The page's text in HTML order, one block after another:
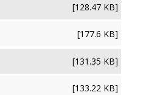
[128.47 KB]
[177.6 KB]
[131.35 KB]
[133.22 KB]